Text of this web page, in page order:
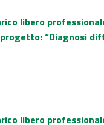
libero
progetto: “Diagnosi
libero